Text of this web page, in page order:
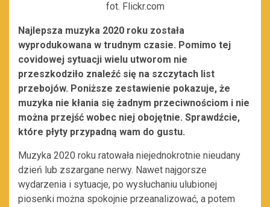
fot. Flickr.com
Najlepsza muzyka 2020 roku została
wyprodukowana w trudnym czasie. Pomimo tej
covidowej sytuacji wielu utworom nie
przeszkodziło znaleźć się na szczytach list
przebojów. Poniższe zestawienie pokazuje, że
muzyka nie kłania się żadnym przeciwnościom i nie
można przejść wobec niej obojętnie. Sprawdźcie,
które płyty przypadną wam do gustu.
Muzyka 2020 roku ratowała niejednokrotnie nieudany
dzień lub zszargane nerwy. Nawet najgorsze
wydarzenia i sytuacje, po wysłuchaniu ulubionej
piosenki można spokojnie przeanalizować, a potem